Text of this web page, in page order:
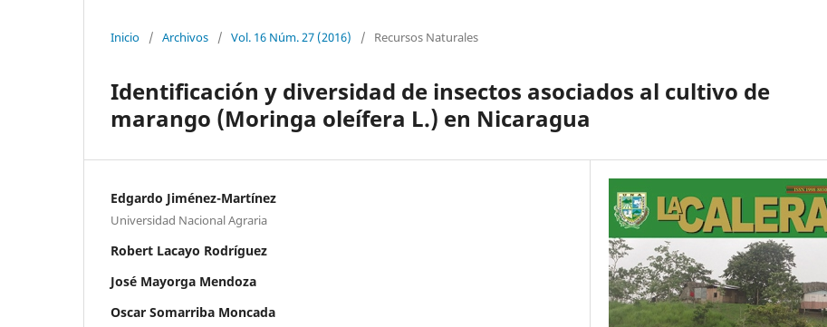
Inicio / Archivos / Vol. 16 Núm. 27 (2016) / Recursos Naturales
Identificación y diversidad de insectos asociados al cultivo de
marango (Moringa oleífera L.) en Nicaragua
Edgardo Jiménez-Martínez
Universidad Nacional Agraria
Robert Lacayo Rodríguez
José Mayorga Mendoza
Oscar Somarriba Moncada